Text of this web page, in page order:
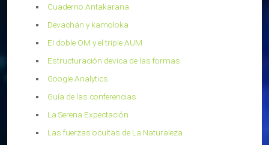
Cuaderno Antakarana
Devachán y kamoloka
El doble OM y el triple AUM
Estructuración devica de las formas
Google Analytics
Guía de las conferencias
La Serena Expectación
Las fuerzas ocultas de La Naturaleza